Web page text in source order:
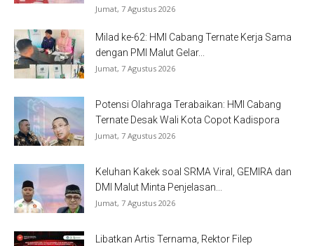
Jumat, 7 Agustus 2026
Milad ke-62: HMI Cabang Ternate Kerja Sama
dengan PMI Malut Gelar...
Jumat, 7 Agustus 2026
Potensi Olahraga Terabaikan: HMI Cabang
Ternate Desak Wali Kota Copot Kadispora
Jumat, 7 Agustus 2026
Keluhan Kakek soal SRMA Viral, GEMIRA dan
DMI Malut Minta Penjelasan...
Jumat, 7 Agustus 2026
Libatkan Artis Ternama, Rektor Filep